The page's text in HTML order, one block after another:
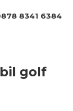
8341 6384
golf